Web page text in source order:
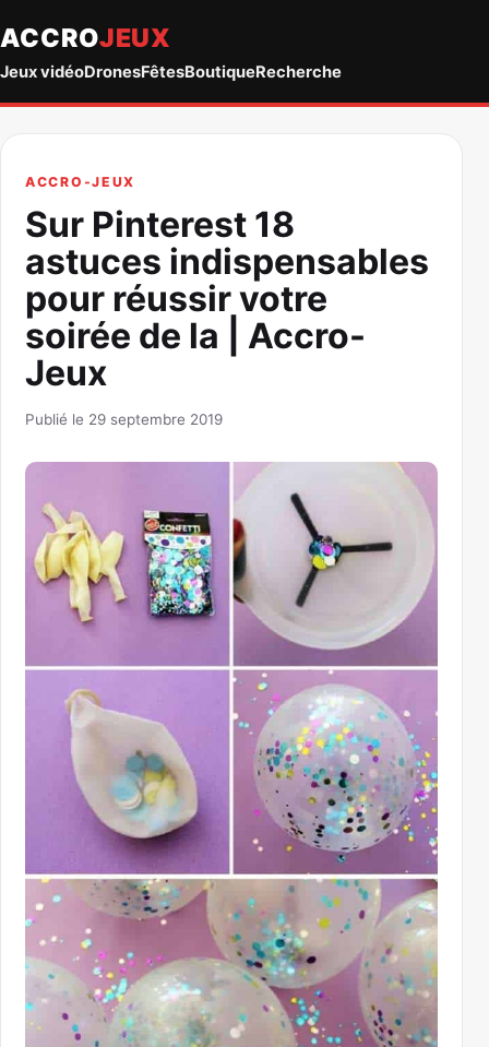
ACCROJEUX
Jeux vidéoDronesFêtesBoutiqueRecherche
ACCRO-JEUX
Sur Pinterest 18
astuces indispensables
pour réussir votre
soirée de la | Accro-
Jeux
Publié le 29 septembre 2019